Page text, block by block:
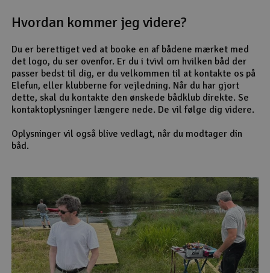
Hvordan kommer jeg videre?
Du er berettiget ved at booke en af bådene mærket med
det logo, du ser ovenfor. Er du i tvivl om hvilken båd der
passer bedst til dig, er du velkommen til at kontakte os på
Elefun, eller klubberne for vejledning. Når du har gjort
dette, skal du kontakte den ønskede bådklub direkte. Se
kontaktoplysninger længere nede. De vil følge dig videre.
Oplysninger vil også blive vedlagt, når du modtager din
båd.